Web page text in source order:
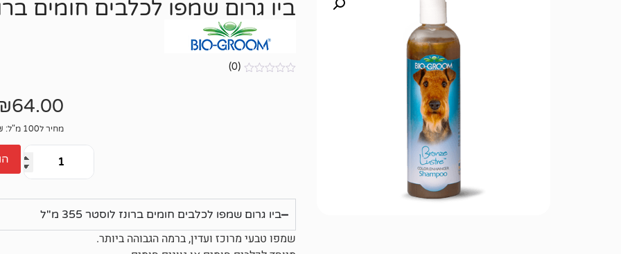
ביו גרום שמפו לכלבים חומים ברונז
(0)
64.00
מחיר ל100 מ"ל: 18.03₪
ביו גרום שמפו לכלבים חומים ברונז לוסטר 355 מ"ל
שמפו טבעי מרוכז ועדין, ברמה הגבוהה ביותר.